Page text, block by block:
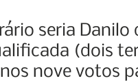
seria Danilo
(dois
nove votos